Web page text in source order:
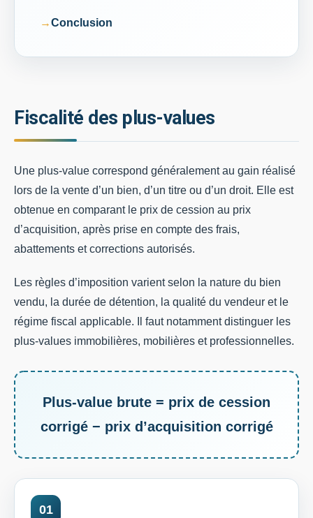
Conclusion
Fiscalité des plus-values
Une plus-value correspond généralement au gain réalisé
lors de la vente d’un bien, d’un titre ou d’un droit. Elle est
obtenue en comparant le prix de cession au prix
d’acquisition, après prise en compte des frais,
abattements et corrections autorisés.
Les règles d’imposition varient selon la nature du bien
vendu, la durée de détention, la qualité du vendeur et le
régime fiscal applicable. Il faut notamment distinguer les
plus-values immobilières, mobilières et professionnelles.
Plus-value brute = prix de cession
corrigé − prix d’acquisition corrigé
01